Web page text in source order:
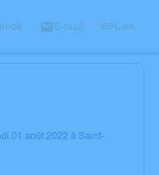
E-mail Lien
01 août 2022 à Saint-